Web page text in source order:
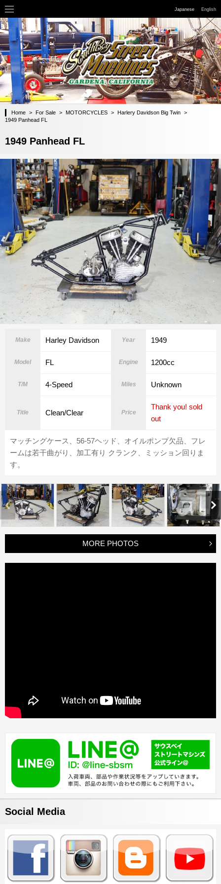
Japanese English
Home > For Sale > MOTORCYCLES > Harlery Davidson Big Twin >
1949 Panhead FL
1949 Panhead FL
Make Harley Davidson Year 1949
Model FL Engine 1200cc
T/M 4-Speed Miles Unknown
Title Clean/Clear Price
Thank you! sold
out
マッチングケース、56-57ヘッド、オイルポンプ欠品、フレ
ームは若干曲がり、加工有り クランク、ミッション回りま
す。
MORE PHOTOS
Social Media